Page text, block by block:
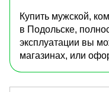
Купить мужской,
в Подольске,
эксплуатации вы
магазинах, или